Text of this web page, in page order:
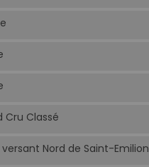
Cru Classé
versant Nord de Saint-Emilion